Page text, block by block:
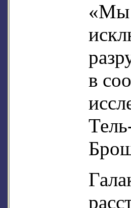
«Мы
в